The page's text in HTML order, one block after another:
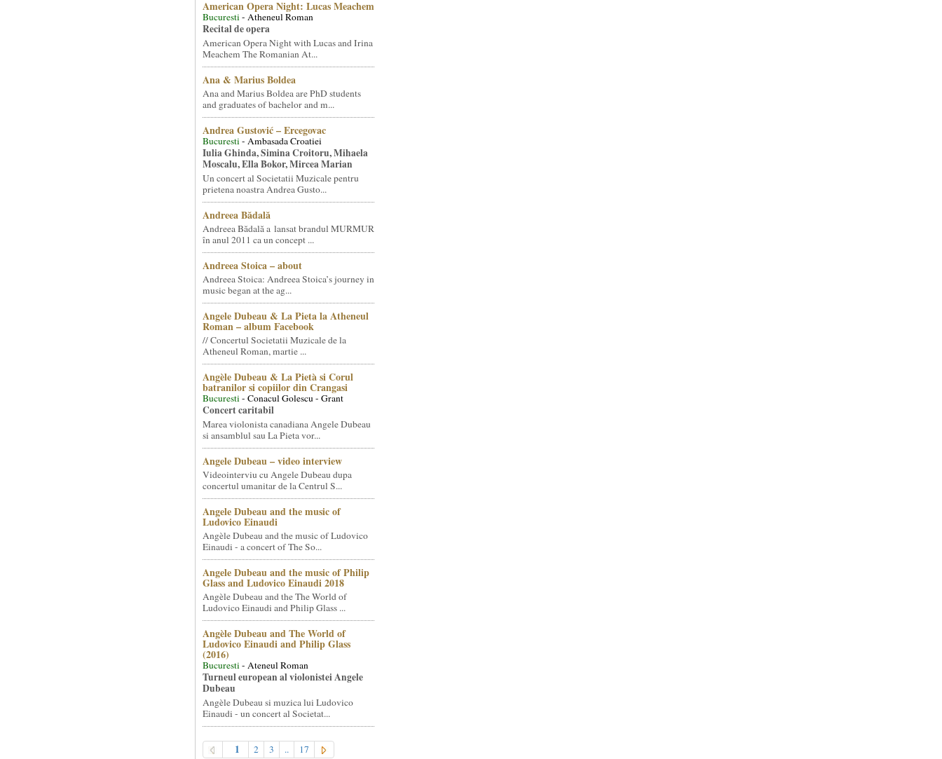
American Opera Night: Lucas Meachem
Bucuresti- Atheneul Roman
Recital de opera
American Opera Night with Lucas and Irina
Meachem The Romanian At...
Ana & Marius Boldea
Ana and Marius Boldea are PhD students
and graduates of bachelor and m...
Andrea Gustović – Ercegovac
Bucuresti- Ambasada Croatiei
Iulia Ghinda, Simina Croitoru, Mihaela
Moscalu, Ella Bokor, Mircea Marian
Un concert al Societatii Muzicale pentru
prietena noastra Andrea Gusto...
Andreea Bădală
Andreea Bădală a lansat brandul MURMUR
în anul 2011 ca un concept ...
Andreea Stoica – about
Andreea Stoica: Andreea Stoica’s journey in
music began at the ag...
Angele Dubeau & La Pieta la Atheneul
Roman – album Facebook
// Concertul Societatii Muzicale de la
Atheneul Roman, martie ...
Angèle Dubeau & La Pietà si Corul
batranilor si copiilor din Crangasi
Bucuresti- Conacul Golescu - Grant
Concert caritabil
Marea violonista canadiana Angele Dubeau
si ansamblul sau La Pieta vor...
Angele Dubeau – video interview
Videointerviu cu Angele Dubeau dupa
concertul umanitar de la Centrul S...
Angele Dubeau and the music of
Ludovico Einaudi
Angèle Dubeau and the music of Ludovico
Einaudi - a concert of The So...
Angele Dubeau and the music of Philip
Glass and Ludovico Einaudi 2018
Angèle Dubeau and the The World of
Ludovico Einaudi and Philip Glass ...
Angèle Dubeau and The World of
Ludovico Einaudi and Philip Glass
(2016)
Bucuresti- Ateneul Roman
Turneul european al violonistei Angele
Dubeau
Angèle Dubeau si muzica lui Ludovico
Einaudi - un concert al Societat...
1 2 3 .. 17